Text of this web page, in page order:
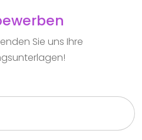
Sie uns Ihre